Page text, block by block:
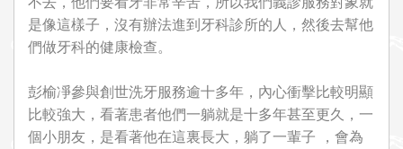
是像這樣子，沒有辦法進到牙科診所的人，然後去幫他
們做牙科的健康檢查。
彭榆凈參與創世洗牙服務逾十多年，內心衝擊比較明顯
比較強大，看著患者他們一躺就是十多年甚至更久，一
個小朋友，是看著他在這裏長大，躺了一輩子 ，會為